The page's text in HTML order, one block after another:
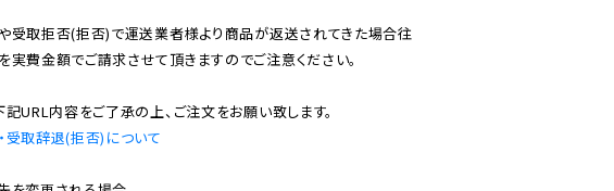
受取拒否(拒否)で運送業者様より商品が返送されてきた場合往
実費金額でご請求させて頂きますのでご注意ください。
受取辞退(拒否)について